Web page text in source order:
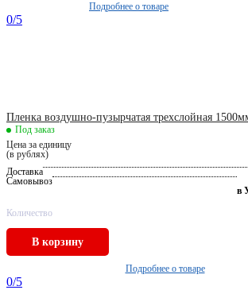
Подробнее о товаре
0/5
Пленка воздушно-пузырчатая трехслойная
Под заказ
Цена за единицу
(в рублях)
Доставка
Самовывоз
в
Количество
В корзину
Подробнее о товаре
0/5